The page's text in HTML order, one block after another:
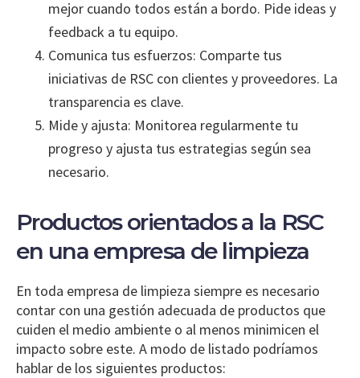
mejor cuando todos están a bordo. Pide ideas y
feedback a tu equipo.
Comunica tus esfuerzos: Comparte tus
iniciativas de RSC con clientes y proveedores. La
transparencia es clave.
Mide y ajusta: Monitorea regularmente tu
progreso y ajusta tus estrategias según sea
necesario.
Productos orientados a la RSC
en una empresa de limpieza
En toda empresa de limpieza siempre es necesario
contar con una gestión adecuada de productos que
cuiden el medio ambiente o al menos minimicen el
impacto sobre este. A modo de listado podríamos
hablar de los siguientes productos: